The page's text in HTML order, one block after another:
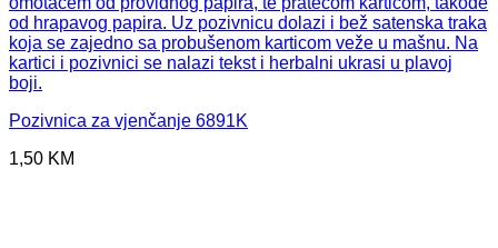
Pozivnica za vjenčanje 6891K
1,50 KM